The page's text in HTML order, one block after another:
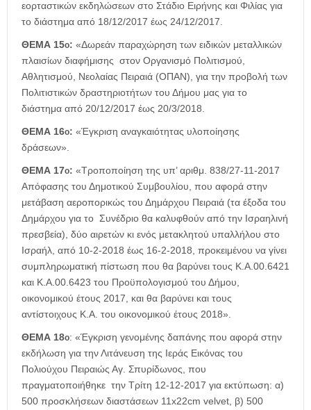
εορταστικών εκδηλώσεων στο Στάδιο Ειρήνης και Φιλίας για
το διάστημα από 18/12/2017 έως 24/12/2017.
ΘΕΜΑ 15ο: «Δωρεάν παραχώρηση των ειδικών μεταλλικών
πλαισίων διαφήμισης στον Οργανισμό Πολιτισμού,
Αθλητισμού, Νεολαίας Πειραιά (ΟΠΑΝ), για την προβολή των
Πολιτιστικών δραστηριοτήτων του Δήμου μας για το
διάστημα από 20/12/2017 έως 20/3/2018.
ΘΕΜΑ 16ο: «Έγκριση αναγκαιότητας υλοποίησης
δράσεων».
ΘΕΜΑ 17ο: «Τροποποίηση της υπ’ αριθμ. 838/27-11-2017
Απόφασης του Δημοτικού Συμβουλίου, που αφορά στην
μετάβαση αεροπορικώς του Δημάρχου Πειραιά (τα έξοδα του
Δημάρχου για το Συνέδριο θα καλυφθούν από την Ισραηλινή
πρεσβεία), δύο αιρετών κι ενός μετακλητού υπαλλήλου στο
Ισραήλ, από 10-2-2018 έως 16-2-2018, προκειμένου να γίνει
συμπληρωματική πίστωση που θα βαρύνει τους Κ.Α.00.6421
και Κ.Α.00.6423 του Προϋπολογισμού του Δήμου,
οικονομικού έτους 2017, και θα βαρύνει και τους
αντίστοιχους Κ.Α. του οικονομικού έτους 2018».
ΘΕΜΑ 18ο: «Έγκριση γενομένης δαπάνης που αφορά στην
εκδήλωση για την Λιτάνευση της Ιεράς Εικόνας του
Πολιούχου Πειραιώς Αγ. Σπυρίδωνος, που
πραγματοποιήθηκε την Τρίτη 12-12-2017 για εκτύπωση: α)
500 προσκλήσεων διαστάσεων 11x22cm velvet, β) 500